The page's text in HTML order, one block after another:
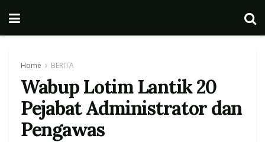
Home BERITA
Wabup Lotim Lantik 20
Pejabat Administrator dan
Pengawas